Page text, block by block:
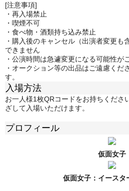
[注意事項]
・再入場禁止
・喫煙不可
・ 食べ物・酒類持ち込み禁止
・購入後のキャンセル（出演者変更も
できません
・公演時間は急遽変更になる可能性が
・オークション等の出品はご遠慮くだ
す。
入場方法
お一人様1枚QRコードをお持ちくださ
ざして入場いただけます。
プロフィール
仮面女子
仮面女子： イースタ